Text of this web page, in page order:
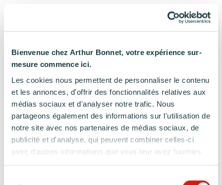
Bienvenue chez Arthur Bonnet, votre expérience sur-
mesure commence ici.
Les cookies nous permettent de personnaliser le contenu
et les annonces, d'offrir des fonctionnalités relatives aux
médias sociaux et d'analyser notre trafic. Nous
partageons également des informations sur l'utilisation de
notre site avec nos partenaires de médias sociaux, de
publicité et d'analyse, qui peuvent combiner celles-ci
avec d'autres informations que vous leur avez fournies
modèles et
inspirations
bois : une
association de
couleurs réussie